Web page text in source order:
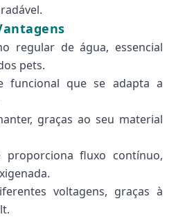
regular de água, essencial
pets.
funcional que se adapta a
graças ao seu material
proporciona fluxo contínuo,
voltagens, graças à